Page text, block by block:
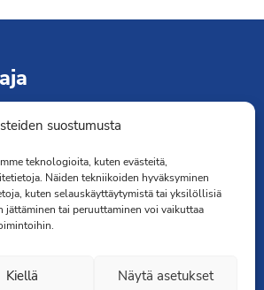
suostumusta
teknologioita, kuten evästeitä,
Näiden tekniikoiden hyväksyminen
kuten selauskäyttäytymistä tai yksilöllisiä
tai peruuttaminen voi vaikuttaa
Kiellä Näytä asetukset